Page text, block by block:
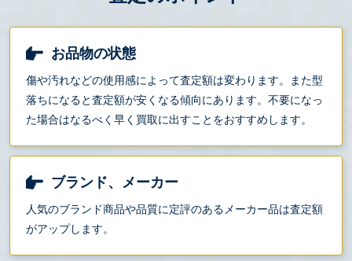
お品物の状態
傷や汚れなどの使用感によって査定額は変わります。また型
落ちになると査定額が安くなる傾向にあります。不要になっ
た場合はなるべく早く買取に出すことをおすすめします。
ブランド、メーカー
人気のブランド商品や品質に定評のあるメーカー品は査定額
がアップします。